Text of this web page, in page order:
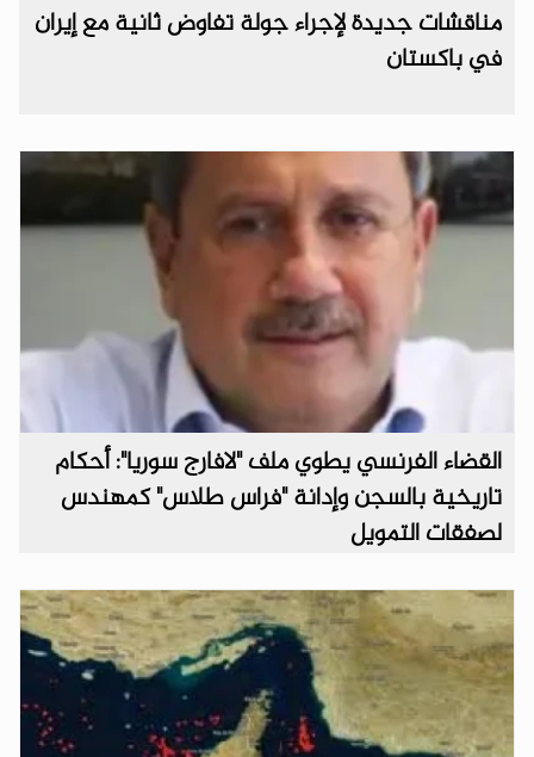
مناقشات جديدة لإجراء جولة تفاوض ثانية مع إيران
في باكستان
القضاء الفرنسي يطوي ملف "لافارج سوريا": أحكام
تاريخية بالسجن وإدانة "فراس طلاس" كمهندس
لصفقات التمويل